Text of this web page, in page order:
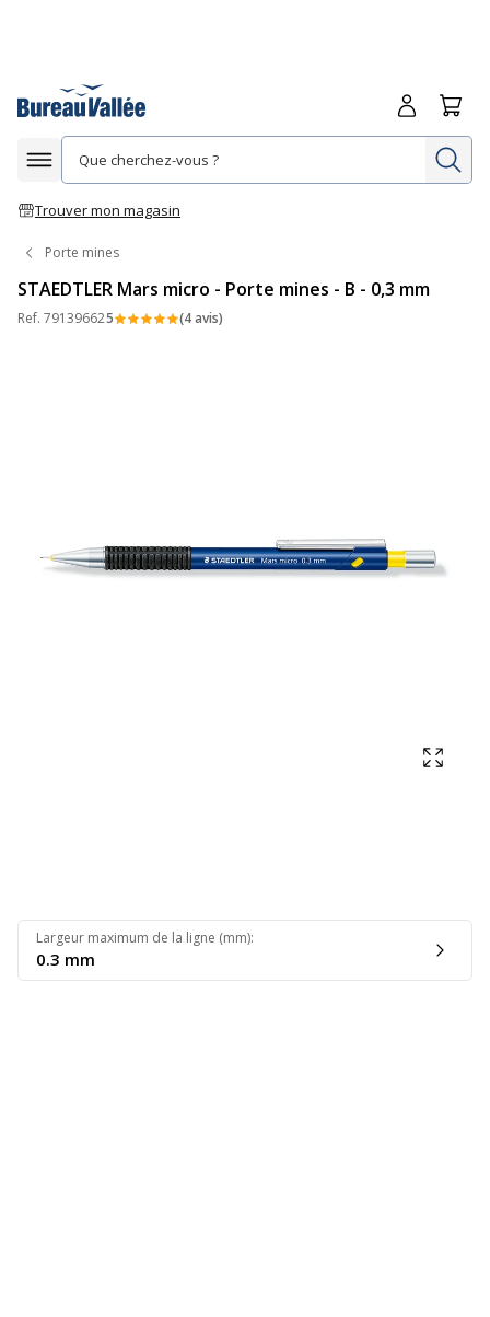
Afficher la navigation
Trouver mon magasin
Me
Porte mines
STAEDTLER Mars micro - Porte mines - B - 0,3 mm
Ref. 791396625 (4 avis)
Largeur maximum de la ligne (mm):
0.3 mm